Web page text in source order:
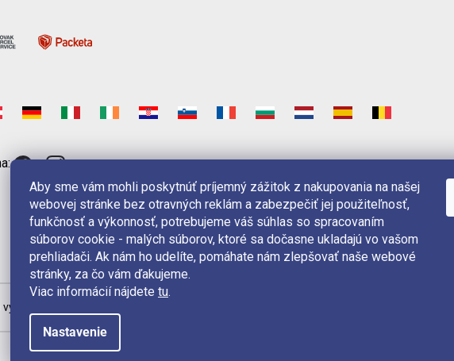
Aby sme vám mohli poskytnúť príjemný zážitok z nakupovania na našej
webovej stránke bez otravných reklám a zabezpečiť jej použiteľnosť,
funkčnosť a výkonnosť, potrebujeme váš súhlas so spracovaním
súborov cookie - malých súborov, ktoré sa dočasne ukladajú vo vašom
prehliadači. Ak nám ho udelíte, pomáhate nám zlepšovať naše webové
stránky, za čo vám ďakujeme.
Viac informácií nájdete tu.
Nastavenie